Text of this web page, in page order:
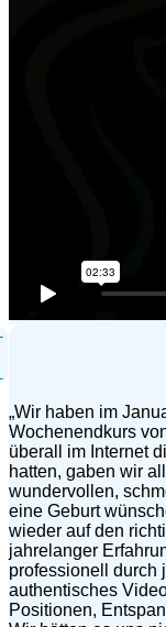
„Wir haben im
Wochenendkurs
überall im Internet
hatten, gaben wir
wundervollen,
eine Geburt
wieder auf den
jahrelanger
professionell durch
authentisches
Positionen,